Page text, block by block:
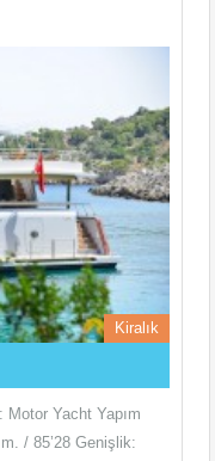
Kiralık
Yacht Yapım
/ 85’28 Genişlik: